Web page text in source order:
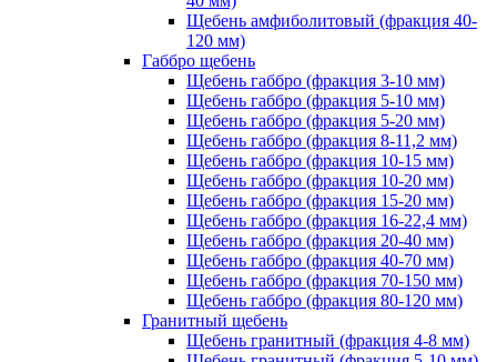
Щебень амфиболитовый (фракция 40-
120 мм)
Габбро щебень
Щебень габбро (фракция 3-10 мм)
Щебень габбро (фракция 5-10 мм)
Щебень габбро (фракция 5-20 мм)
Щебень габбро (фракция 8-11,2 мм)
Щебень габбро (фракция 10-15 мм)
Щебень габбро (фракция 10-20 мм)
Щебень габбро (фракция 15-20 мм)
Щебень габбро (фракция 16-22,4 мм)
Щебень габбро (фракция 20-40 мм)
Щебень габбро (фракция 40-70 мм)
Щебень габбро (фракция 70-150 мм)
Щебень габбро (фракция 80-120 мм)
Гранитный щебень
Щебень гранитный (фракция 4-8 мм)